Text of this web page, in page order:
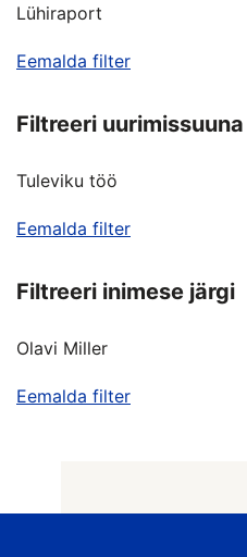
Lühiraport
Eemalda filter
Filtreeri
Tuleviku töö
Eemalda filter
Filtreeri inimese järgi
Olavi Miller
Eemalda filter